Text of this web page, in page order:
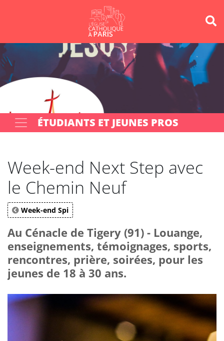
Votre recherche OK
ÉTUDIANTS ET JEUNES PROS
Week-end Next Step avec
le Chemin Neuf
Week-end Spi
Au Cénacle de Tigery (91) - Louange,
enseignements, témoignages, sports,
rencontres, prière, soirées, pour les
jeunes de 18 à 30 ans.
Panneau de gestion des cookies